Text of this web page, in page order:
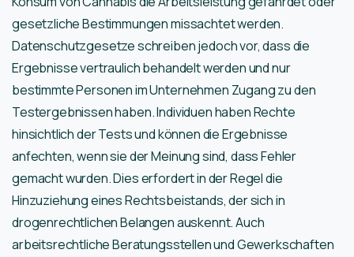
gesetzliche Bestimmungen missachtet werden.
Datenschutzgesetze schreiben jedoch vor, dass die
Ergebnisse vertraulich behandelt werden und nur
bestimmte Personen im Unternehmen Zugang zu den
Testergebnissen haben. Individuen haben Rechte
hinsichtlich der Tests und können die Ergebnisse
anfechten, wenn sie der Meinung sind, dass Fehler
gemacht wurden. Dies erfordert in der Regel die
Hinzuziehung eines Rechtsbeistands, der sich in
drogenrechtlichen Belangen auskennt. Auch
arbeitsrechtliche Beratungsstellen und Gewerkschaften